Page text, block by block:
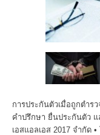
การประกันตัวเมื่อถูกตำ
คำปรึกษา ยื่นประกันตัว
เอสแอลเอส 2017 จำกัด •